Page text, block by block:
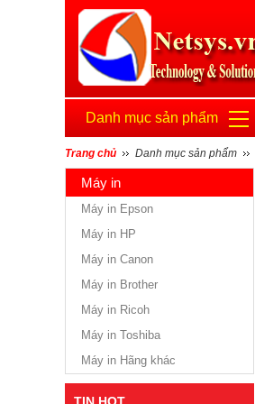
Danh mục sản phẩm
Trang chủ Danh mục sản phẩm
Máy in
Máy in Epson
Máy in HP
Máy in Canon
Máy in Brother
Máy in Ricoh
Máy in Toshiba
Máy in Hãng khác